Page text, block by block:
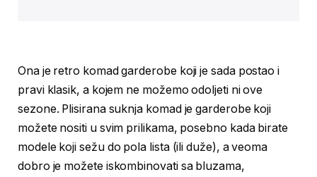
Ona je retro komad garderobe koji je sada postao i
pravi klasik, a kojem ne možemo odoljeti ni ove
sezone. Plisirana suknja komad je garderobe koji
možete nositi u svim prilikama, posebno kada birate
modele koji sežu do pola lista (ili duže), a veoma
dobro je možete iskombinovati sa bluzama,